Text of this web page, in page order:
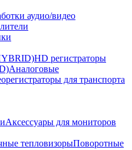
аудио/видео
HD регистраторы
Аналоговые
для транспорта
Аксессуары для мониторов
тепловизорыПоворотные